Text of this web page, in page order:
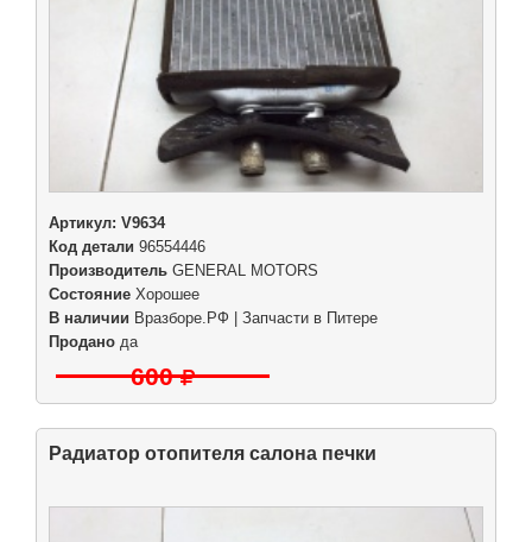
Артикул: V9634
Код детали 96554446
Производитель GENERAL MOTORS
Состояние Хорошее
В наличии Вразборе.РФ | Запчасти в Питере
Продано да
600
Радиатор отопителя салона печки